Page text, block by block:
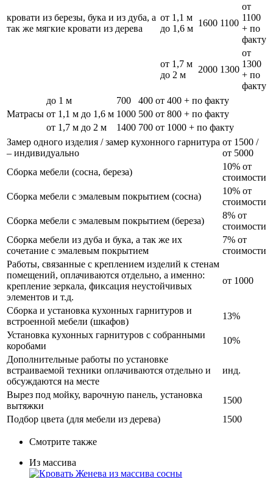
кровати из березы, бука и из дуба, а
так же мягкие кровати из дерева
от 1,1 м
до 1,6 м
1600 1100
от
1100
+ по
факту
от 1,7 м
до 2 м
2000 1300
от
1300
+ по
факту
Матрасы
до 1 м 700 400 от 400 + по факту
от 1,1 м до 1,6 м 1000 500 от 800 + по факту
от 1,7 м до 2 м
1400 700 от 1000 + по факту
Замер одного изделия / замер кухонного гарнитура
– индивидуально
от 1500 /
от 5000
Сборка мебели (сосна, береза)
10% от
стоимости
Сборка мебели с эмалевым покрытием (сосна)
10% от
стоимости
Сборка мебели с эмалевым покрытием (береза)
8% от
стоимости
Сборка мебели из дуба и бука, а так же их
сочетание с эмалевым покрытием
7% от
стоимости
Работы, связанные с креплением изделий к стенам
помещений, оплачиваются отдельно, а именно:
крепление зеркала, фиксация неустойчивых
элементов и т.д.
от 1000
Сборка и установка кухонных гарнитуров и
встроенной мебели (шкафов)
13%
Установка кухонных гарнитуров с собранными
коробами
10%
Дополнительные работы по установке
встраиваемой техники оплачиваются отдельно и
обсуждаются на месте
инд.
Вырез под мойку, варочную панель, установка
вытяжки
1500
Подбор цвета (для мебели из дерева)
1500
Смотрите также
Из массива